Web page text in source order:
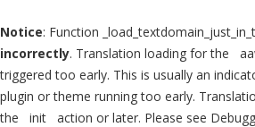
Notice: Function
incorrectly. Translation loading for the
triggered too early. This is usually an
plugin or theme running too early.
the
init action or later. Please see